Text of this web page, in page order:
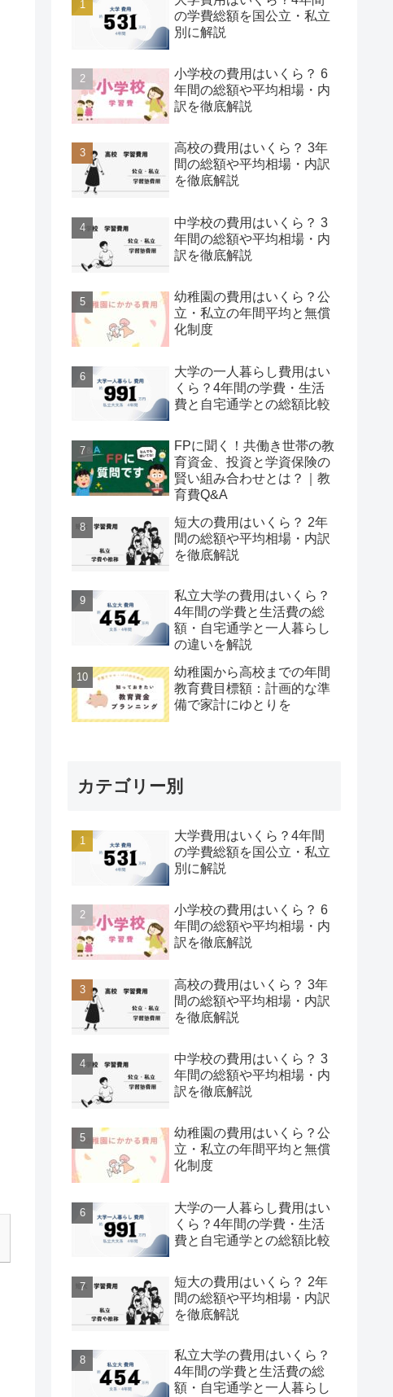
の学費総額を国公立・私立
別に解説
小学校の費用はいくら？ 6
年間の総額や平均相場・内
訳を徹底解説
高校の費用はいくら？ 3年
間の総額や平均相場・内訳
を徹底解説
中学校の費用はいくら？ 3
年間の総額や平均相場・内
訳を徹底解説
幼稚園の費用はいくら？公
立・私立の年間平均と無償
化制度
大学の一人暮らし費用はい
くら？4年間の学費・生活
費と自宅通学との総額比較
FPに聞く！共働き世帯の教
育資金、投資と学資保険の
賢い組み合わせとは？｜教
育費Q&A
短大の費用はいくら？ 2年
間の総額や平均相場・内訳
を徹底解説
私立大学の費用はいくら？
4年間の学費と生活費の総
額・自宅通学と一人暮らし
の違いを解説
幼稚園から高校までの年間
教育費目標額：計画的な準
備で家計にゆとりを
カテゴリー別
大学費用はいくら？4年間
の学費総額を国公立・私立
別に解説
小学校の費用はいくら？ 6
年間の総額や平均相場・内
訳を徹底解説
高校の費用はいくら？ 3年
間の総額や平均相場・内訳
を徹底解説
中学校の費用はいくら？ 3
年間の総額や平均相場・内
訳を徹底解説
幼稚園の費用はいくら？公
立・私立の年間平均と無償
化制度
大学の一人暮らし費用はい
くら？4年間の学費・生活
費と自宅通学との総額比較
短大の費用はいくら？ 2年
間の総額や平均相場・内訳
を徹底解説
私立大学の費用はいくら？
4年間の学費と生活費の総
額・自宅通学と一人暮らし